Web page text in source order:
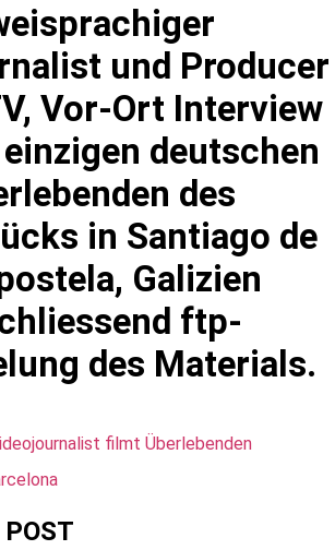
und Producer
Vor-Ort Interview
deutschen
des
in Santiago de
Galizien
ftp-
des Materials.